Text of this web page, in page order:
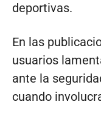
deportivas.
En las
usuarios
ante la
cuando